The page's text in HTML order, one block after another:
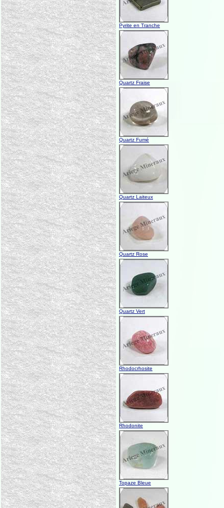
Pyrite en Tranche
Quartz Fraise
Quartz Fumé
Quartz Laiteux
Quartz Rose
Quartz Vert
Rhodocrhosite
Rhodonite
Topaze Bleue